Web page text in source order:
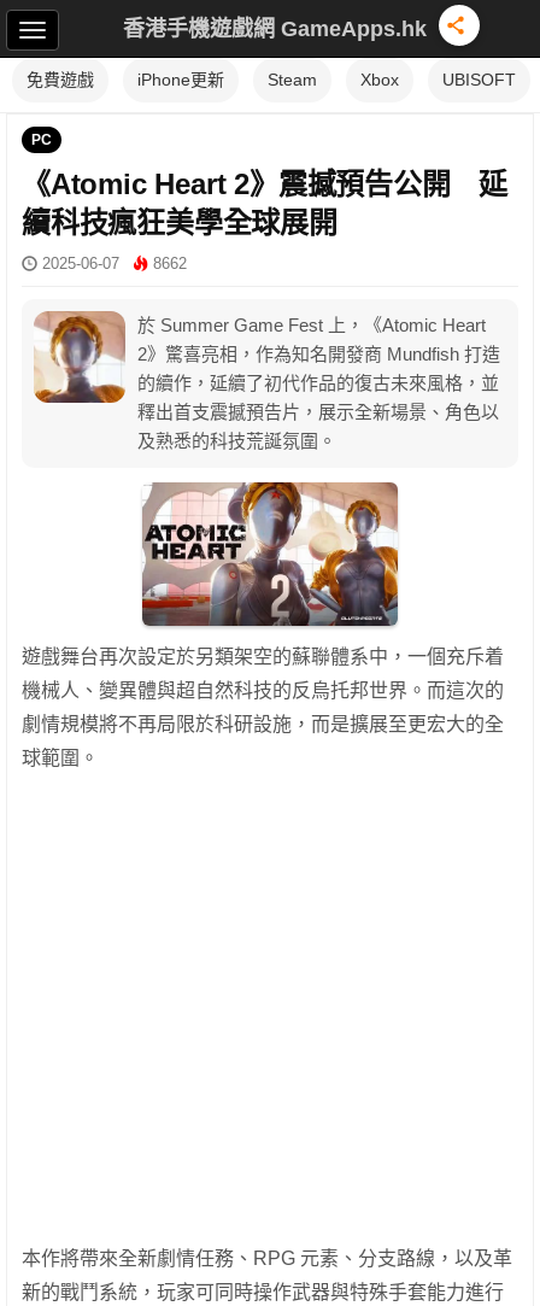
香港手機遊戲網 GameApps.hk
免費遊戲 iPhone更新 Steam Xbox UBISOFT
PC
《Atomic Heart 2》震撼預告公開 延
續科技瘋狂美學全球展開
2025-06-07 8662
於 Summer Game Fest 上，《Atomic Heart
2》驚喜亮相，作為知名開發商 Mundfish 打造
的續作，延續了初代作品的復古未來風格，並
釋出首支震撼預告片，展示全新場景、角色以
及熟悉的科技荒誕氛圍。
遊戲舞台再次設定於另類架空的蘇聯體系中，一個充斥着
機械人、變異體與超自然科技的反烏托邦世界。而這次的
劇情規模將不再局限於科研設施，而是擴展至更宏大的全
球範圍。
本作將帶來全新劇情任務、RPG 元素、分支路線，以及革
新的戰鬥系統，玩家可同時操作武器與特殊手套能力進行